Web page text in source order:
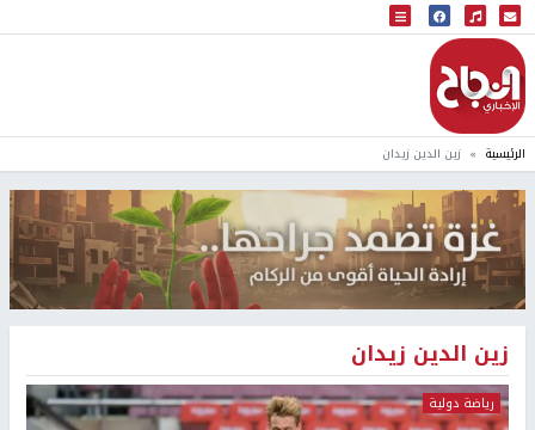
البث المباشر
إذاعة النجاح
الرئيسية زين الدين زيدان
زين الدين زيدان
رياضة دولية